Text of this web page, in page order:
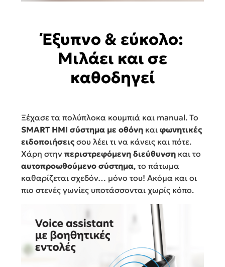
Έξυπνο & εύκολο:
Μιλάει και σε
καθοδηγεί
Ξέχασε τα πολύπλοκα κουμπιά και manual. Το
SMART HMI σύστημα με οθόνη και φωνητικές
ειδοποιήσεις σου λέει τι να κάνεις και πότε.
Χάρη στην περιστρεφόμενη διεύθυνση και το
αυτοπροωθούμενο σύστημα, το πάτωμα
καθαρίζεται σχεδόν… μόνο του! Ακόμα και οι
πιο στενές γωνίες υποτάσσονται χωρίς κόπο.